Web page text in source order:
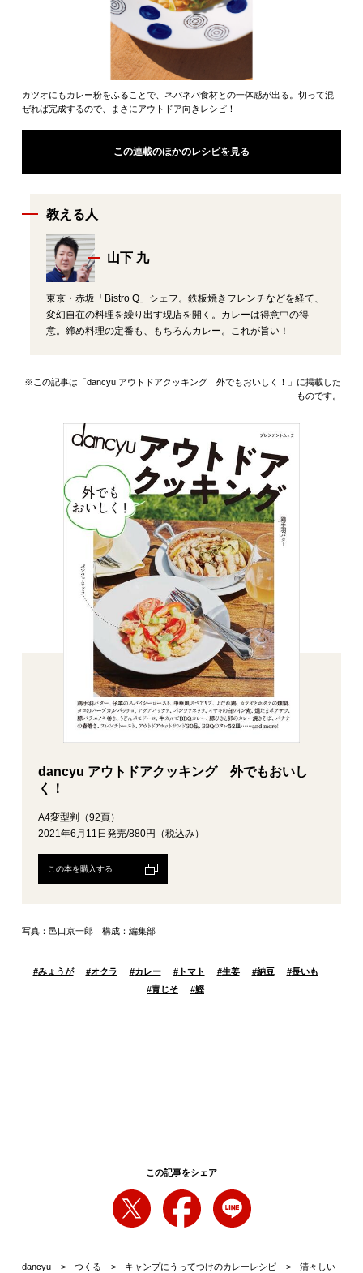
カツオにもカレー粉をふることで、ネバネバ食材との一体感が出る。切って混
ぜれば完成するので、まさにアウトドア向きレシピ！
この連載のほかのレシピを見る
教える人
山下 九
東京・赤坂「Bistro Q」シェフ。鉄板焼きフレンチなどを経て、
変幻自在の料理を繰り出す現店を開く。カレーは得意中の得
意。締め料理の定番も、もちろんカレー。これが旨い！
※この記事は「dancyu アウトドアクッキング 外でもおいしく！」に掲載した
ものです。
dancyu アウトドアクッキング 外でもおいし
く！
A4変型判（92頁）
2021年6月11日発売/880円（税込み）
この本を購入する
写真：邑口京一郎 構成：編集部
#みょうが #オクラ #カレー #トマト #生姜 #納豆 #長いも
#青じそ #鰹
この記事をシェア
dancyu つくる キャンプにうってつけのカレーレシピ
清々しい